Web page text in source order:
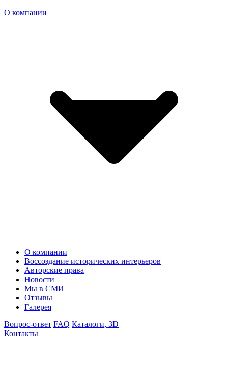
О компании
О компании
Воссоздание исторических интерьеров
Авторские права
Новости
Мы в СМИ
Отзывы
Галерея
Вопрос-ответ FAQ Каталоги, 3D
Контакты